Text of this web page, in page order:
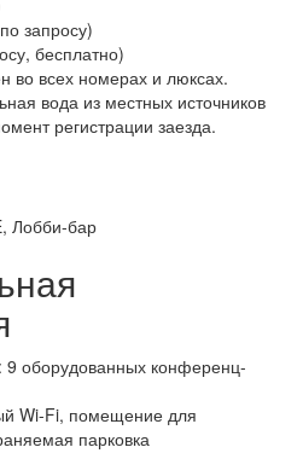
запросу)
бесплатно)
во всех номерах и люксах.
вода из местных источников
регистрации заезда.
Лобби-бар
оборудованных конференц-
Wi-Fi, помещение для
парковка